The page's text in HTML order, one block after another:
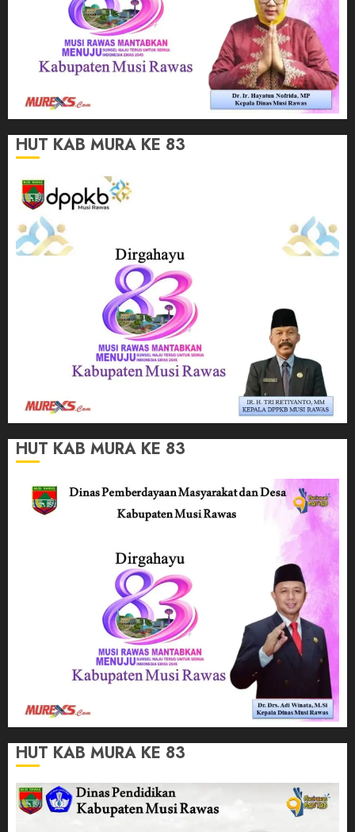
HUT KAB MURA KE 83
HUT KAB MURA KE 83
HUT KAB MURA KE 83